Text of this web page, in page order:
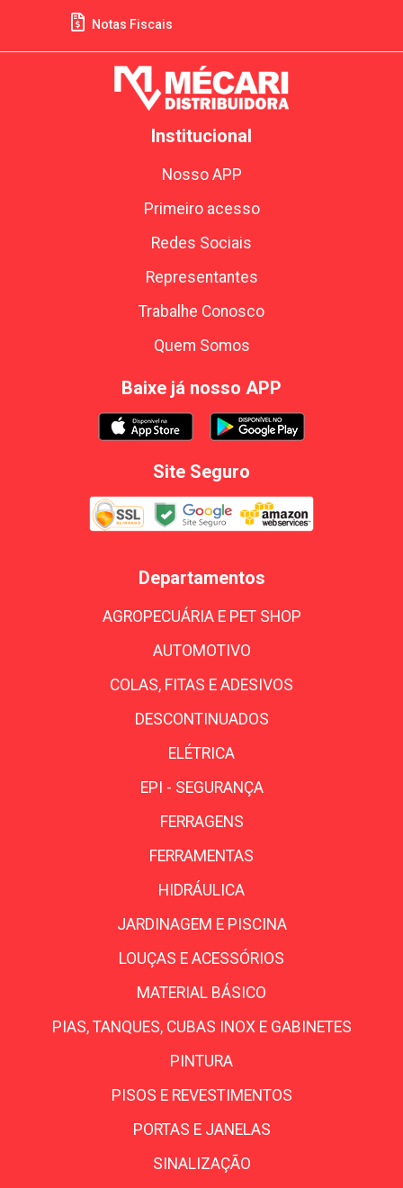
Notas Fiscais
Institucional
Nosso APP
Primeiro acesso
Redes Sociais
Representantes
Trabalhe Conosco
Quem Somos
Baixe já nosso APP
Site Seguro
Departamentos
AGROPECUÁRIA E PET SHOP
AUTOMOTIVO
COLAS, FITAS E ADESIVOS
DESCONTINUADOS
ELÉTRICA
EPI - SEGURANÇA
FERRAGENS
FERRAMENTAS
HIDRÁULICA
JARDINAGEM E PISCINA
LOUÇAS E ACESSÓRIOS
MATERIAL BÁSICO
PIAS, TANQUES, CUBAS INOX E GABINETES
PINTURA
PISOS E REVESTIMENTOS
PORTAS E JANELAS
SINALIZAÇÃO